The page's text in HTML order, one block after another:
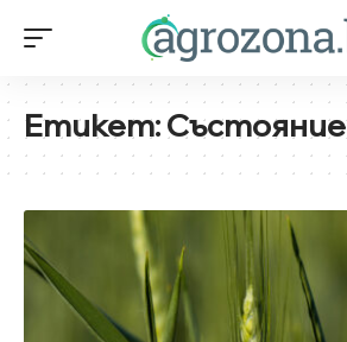
Етикет:Състояние